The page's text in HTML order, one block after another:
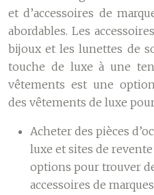
et d’accessoires de
abordables. Les
bijoux et les lunettes de
touche de luxe à une
vêtements est une
des vêtements de luxe
Acheter des pièces
luxe et sites de
options pour trouver
accessoires de